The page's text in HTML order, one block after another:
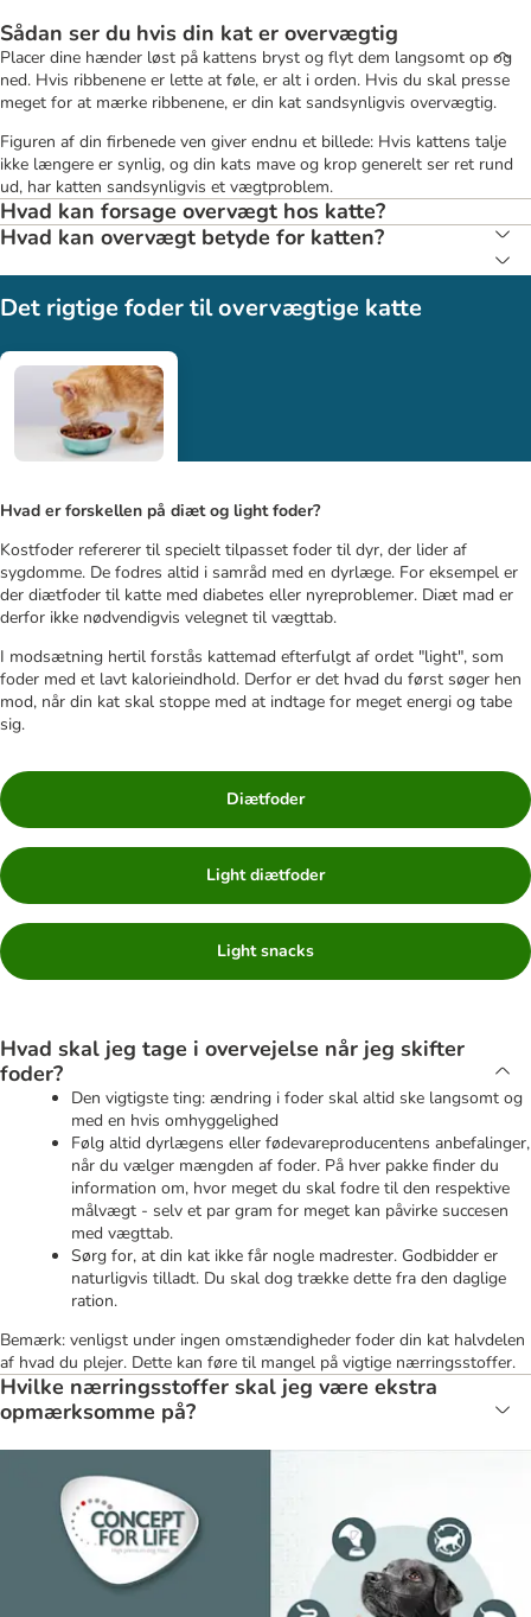
Sådan ser du hvis din kat er overvægtig
Placer dine hænder løst på kattens bryst og flyt dem langsomt op og
ned. Hvis ribbenene er lette at føle, er alt i orden. Hvis du skal presse
meget for at mærke ribbenene, er din kat sandsynligvis overvægtig.
Figuren af ​​din firbenede ven giver endnu et billede: Hvis kattens talje
ikke længere er synlig, og din kats mave og krop generelt ser ret rund
ud, har katten sandsynligvis et vægtproblem.
Hvad kan forsage overvægt hos katte?
Hvad kan overvægt betyde for katten?
Det rigtige foder til overvægtige katte
Hvad er forskellen på diæt og light foder?
Kostfoder refererer til specielt tilpasset foder til dyr, der lider af
sygdomme. De fodres altid i samråd med en dyrlæge. For eksempel er
der diætfoder til katte med diabetes eller nyreproblemer. Diæt mad er
derfor ikke nødvendigvis velegnet til vægttab.
I modsætning hertil forstås kattemad efterfulgt af ordet "light", som
foder med et lavt kalorieindhold. Derfor er det hvad du først søger hen
mod, når din kat skal stoppe med at indtage for meget energi og tabe
sig.
Diætfoder
Light diætfoder
Light snacks
Hvad skal jeg tage i overvejelse når jeg skifter
foder?
Den vigtigste ting: ændring i foder skal altid ske langsomt og
med en hvis omhyggelighed
Følg altid dyrlægens eller fødevareproducentens anbefalinger,
når du vælger mængden af foder. På hver pakke finder du
information om, hvor meget du skal fodre til den respektive
målvægt - selv et par gram for meget kan påvirke succesen
med vægttab.
Sørg for, at din kat ikke får nogle madrester. Godbidder er
naturligvis tilladt. Du skal dog trække dette fra den daglige
ration.
Bemærk: venligst under ingen omstændigheder foder din kat halvdelen
af hvad du plejer. Dette kan føre til mangel på vigtige nærringsstoffer.
Hvilke nærringsstoffer skal jeg være ekstra
opmærksomme på?